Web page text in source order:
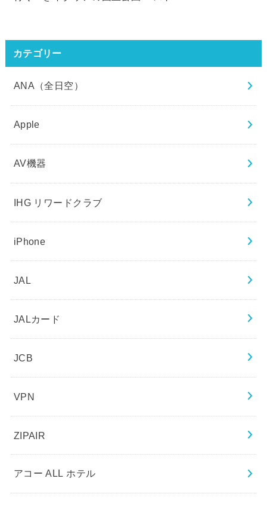
カテゴリー
ANA（全日空）
Apple
AV機器
IHG リワードクラブ
iPhone
JAL
JALカード
JCB
VPN
ZIPAIR
アコー ALL ホテル